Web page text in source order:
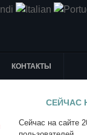
КОНТАКТЫ
СЕЙЧАС
Сейчас на сайте